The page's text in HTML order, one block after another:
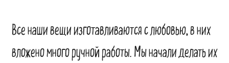
Все наши вещи изготавливаются с любовью, в них
вложено много ручной работы. Мы начали делать их